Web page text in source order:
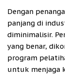
Dengan
panjang di
diminimalisir.
yang benar,
program
untuk menjaga